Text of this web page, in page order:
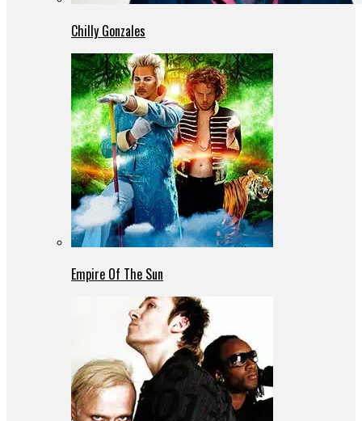
Chilly Gonzales
Empire Of The Sun